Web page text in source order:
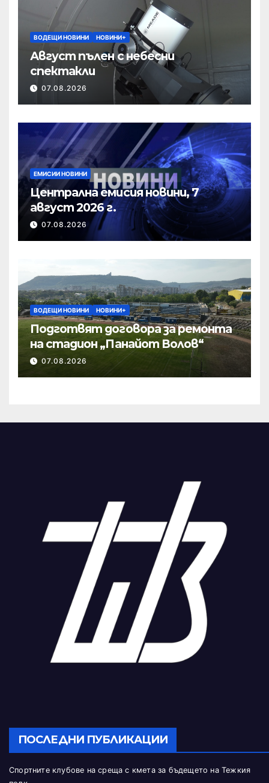
ВОДЕЩИ НОВИНИ НОВИНИ+
Август пълен с небесни
спектакли
07.08.2026
ЕМИСИИ НОВИНИ
Централна емисия новини, 7
август 2026 г.
07.08.2026
ВОДЕЩИ НОВИНИ НОВИНИ+
Подготвят договора за ремонта
на стадион „Панайот Волов“
07.08.2026
ПОСЛЕДНИ ПУБЛИКАЦИИ
Спортните клубове на среща с кмета за бъдещето на Тежкия